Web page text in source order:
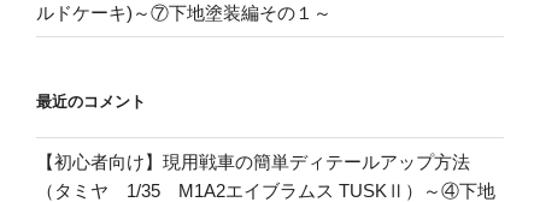
ルドケーキ)～⑦下地塗装編その１～
最近のコメント
【初心者向け】現用戦車の簡単ディテールアップ方法
（タミヤ 1/35 M1A2エイブラムス TUSKⅡ）～④下地